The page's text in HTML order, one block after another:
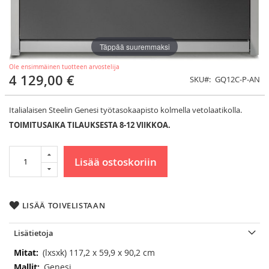
Ole ensimmäinen tuotteen arvostelija
4 129,00 € SKU GQ12C-P-AN
Italialaisen Steelin Genesi työtasokaapisto kolmella vetolaatikolla.
TOIMITUSAIKA TILAUKSESTA 8-12 VIIKKOA.
Lisää ostoskoriin
LISÄÄ TOIVELISTAAN
Täppää suuremmaksi
Lisätietoja
Lisätietoja(lxsxk) 117,2 x 59,9 x 90,2 cm